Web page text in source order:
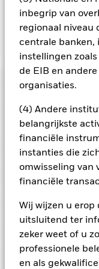
inbegrip van
regionaal niveau
centrale banken,
instellingen zoals
de EIB en
organisaties.
(4) Andere
belangrijkste
financiële
instanties die
omwisseling van
financiële
Wij wijzen u
uitsluitend ter
zeker weet of u
professionele
en als
de lopende kosten
BGF Japan Small
Risicometer
Volledige
Deze grafiek toont
Aandelen in kleinere
volumes verhandeld
beleggingsrisico is
gevoeliger is voor
duurzaamheids- of
van aandelen en
beïnvloed door
aandelenmarkten.
behoren politiek en
belangrijke
ernaar
Fondsomvang
Introductie fonds
Basisvaluta
Beperkende
Aantal posities
per 30/jun/2026
per 31/jul/2026
Posities
per 30/jun/2026
Naam